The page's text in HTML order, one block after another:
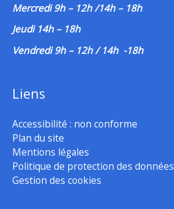
Mercredi 9h – 12h /14h – 18h
Jeudi 14h – 18h
Vendredi 9h – 12h / 14h -18h
Liens
Accessibilité : non conforme
Plan du site
Mentions légales
Politique de protection des données
Gestion des cookies